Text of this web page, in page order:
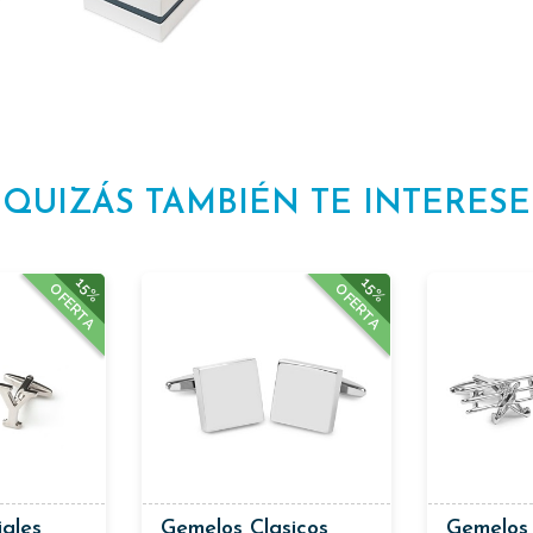
QUIZÁS TAMBIÉN TE INTERESE
15%
OFERTA 15%
OFERTA